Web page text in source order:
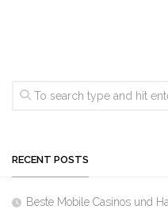
Humano
RECENT POSTS
Beste Mobile Casinos und